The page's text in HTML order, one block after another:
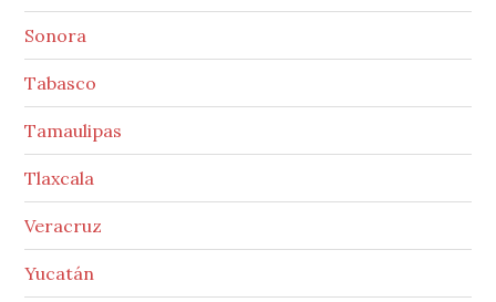
Sonora
Tabasco
Tamaulipas
Tlaxcala
Veracruz
Yucatán